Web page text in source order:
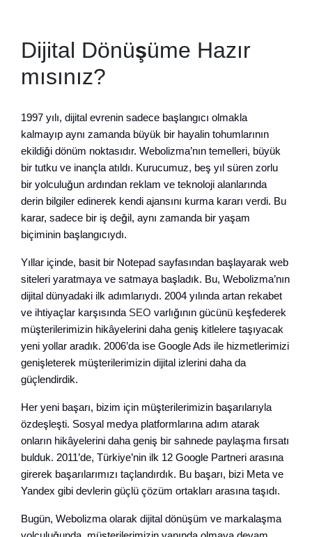
Dijital Dönüşüme Hazır
mısınız?
1997 yılı, dijital evrenin sadece başlangıcı olmakla
kalmayıp aynı zamanda büyük bir hayalin tohumlarının
ekildiği dönüm noktasıdır. Webolizma’nın temelleri, büyük
bir tutku ve inançla atıldı. Kurucumuz, beş yıl süren zorlu
bir yolculuğun ardından reklam ve teknoloji alanlarında
derin bilgiler edinerek kendi ajansını kurma kararı verdi. Bu
karar, sadece bir iş değil, aynı zamanda bir yaşam
biçiminin başlangıcıydı.
Yıllar içinde, basit bir Notepad sayfasından başlayarak web
siteleri yaratmaya ve satmaya başladık. Bu, Webolizma’nın
dijital dünyadaki ilk adımlarıydı. 2004 yılında artan rekabet
ve ihtiyaçlar karşısında SEO varlığının gücünü keşfederek
müşterilerimizin hikâyelerini daha geniş kitlelere taşıyacak
yeni yollar aradık. 2006’da ise Google Ads ile hizmetlerimizi
genişleterek müşterilerimizin dijital izlerini daha da
güçlendirdik.
Her yeni başarı, bizim için müşterilerimizin başarılarıyla
özdeşleşti. Sosyal medya platformlarına adım atarak
onların hikâyelerini daha geniş bir sahnede paylaşma fırsatı
bulduk. 2011’de, Türkiye’nin ilk 12 Google Partneri arasına
girerek başarılarımızı taçlandırdık. Bu başarı, bizi Meta ve
Yandex gibi devlerin güçlü çözüm ortakları arasına taşıdı.
Bugün, Webolizma olarak dijital dönüşüm ve markalaşma